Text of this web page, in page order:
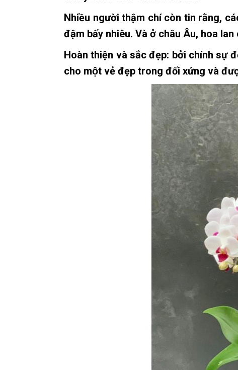
Nhiều người thậm chí còn tin rằng,
đậm bấy nhiêu. Và ở châu Âu, hoa
Hoàn thiện và sắc đẹp: bởi chính sự
cho một vẻ đẹp trong đối xứng và